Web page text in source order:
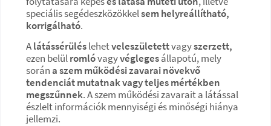
speciális segédeszközökkelsem helyreállítható,
korrigálható.
Alátássérüléslehetveleszületettvagyszerzett,
ezen belülromlóvagyvéglegesállapotú, mely
sorána szem működési zavarai növekvő
tendenciát mutatnak vagy teljes mértékben
megszűnnek. A szem működési zavarait a látással
észlelt információk mennyiségi és minőségi hiánya
jellemzi.